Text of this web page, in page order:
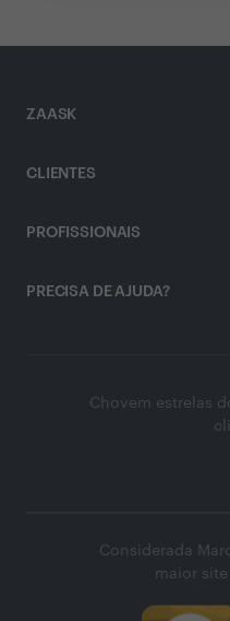
ZAASK
CLIENTES
PROFISSIONAIS
PRECISA DE AJUDA?
Chovem estrelas
Considerada
maior